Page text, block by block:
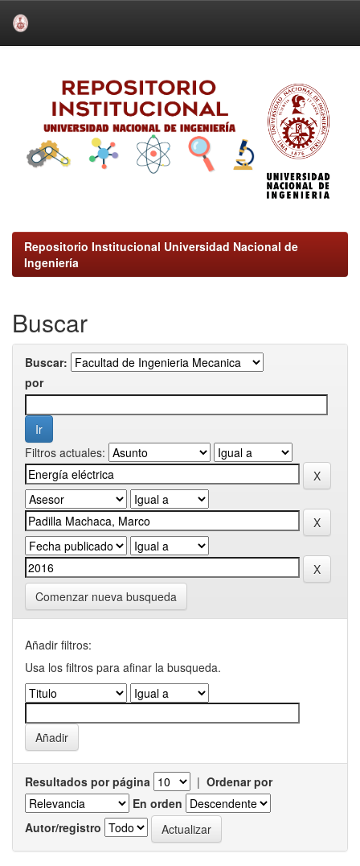
Repositorio Institucional Universidad Nacional de
Ingeniería
Buscar
Buscar:
por
Filtros actuales:
Comenzar nueva busqueda
Añadir filtros:
Usa los filtros para afinar la busqueda.
Resultados por página | Ordenar por
En orden
Autor/registro